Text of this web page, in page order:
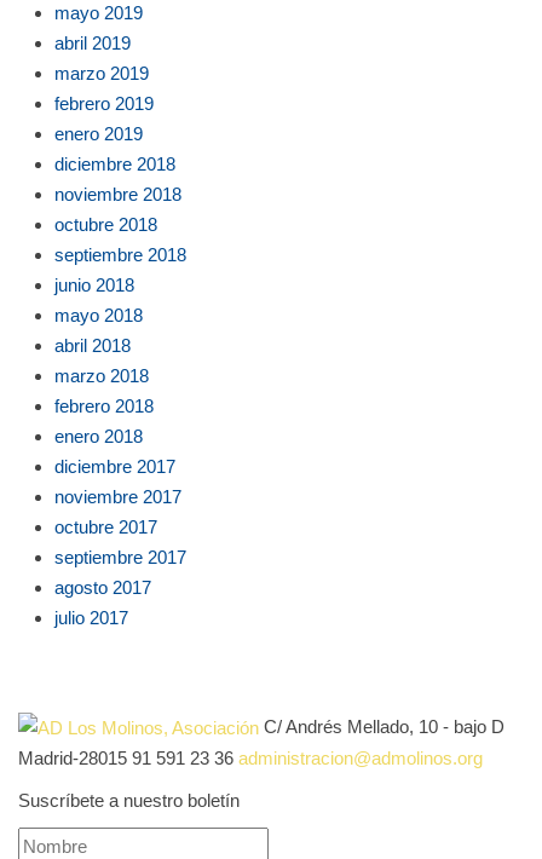
mayo 2019
abril 2019
marzo 2019
febrero 2019
enero 2019
diciembre 2018
noviembre 2018
octubre 2018
septiembre 2018
junio 2018
mayo 2018
abril 2018
marzo 2018
febrero 2018
enero 2018
diciembre 2017
noviembre 2017
octubre 2017
septiembre 2017
agosto 2017
julio 2017
C/ Andrés Mellado, 10 - bajo D
Madrid-28015 91 591 23 36 administracion@admolinos.org
Suscríbete a nuestro boletín